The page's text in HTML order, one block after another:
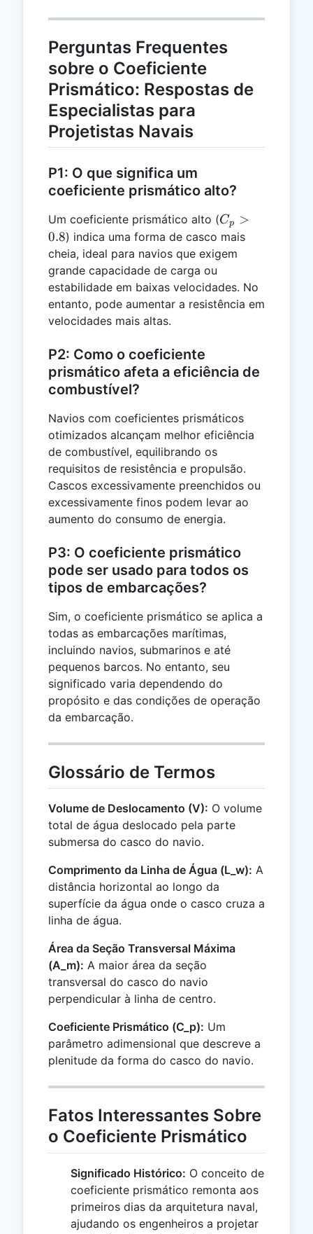
Perguntas Frequentes
sobre o Coeficiente
Prismático: Respostas de
Especialistas para
Projetistas Navais
P1: O que significa um
coeficiente prismático alto?
Um coeficiente prismático alto (C_p
>
0.8
Cp
>
0.8) indica uma forma de casco mais
cheia, ideal para navios que exigem
grande capacidade de carga ou
estabilidade em baixas velocidades. No
entanto, pode aumentar a resistência em
velocidades mais altas.
P2: Como o coeficiente
prismático afeta a eficiência de
combustível?
Navios com coeficientes prismáticos
otimizados alcançam melhor eficiência
de combustível, equilibrando os
requisitos de resistência e propulsão.
Cascos excessivamente preenchidos ou
excessivamente finos podem levar ao
aumento do consumo de energia.
P3: O coeficiente prismático
pode ser usado para todos os
tipos de embarcações?
Sim, o coeficiente prismático se aplica a
todas as embarcações marítimas,
incluindo navios, submarinos e até
pequenos barcos. No entanto, seu
significado varia dependendo do
propósito e das condições de operação
da embarcação.
Glossário de Termos
Volume de Deslocamento (V): O volume
total de água deslocado pela parte
submersa do casco do navio.
Comprimento da Linha de Água (L_w): A
distância horizontal ao longo da
superfície da água onde o casco cruza a
linha de água.
Área da Seção Transversal Máxima
(A_m): A maior área da seção
transversal do casco do navio
perpendicular à linha de centro.
Coeficiente Prismático (C_p): Um
parâmetro adimensional que descreve a
plenitude da forma do casco do navio.
Fatos Interessantes Sobre
o Coeficiente Prismático
Significado Histórico: O conceito de
coeficiente prismático remonta aos
primeiros dias da arquitetura naval,
ajudando os engenheiros a projetar